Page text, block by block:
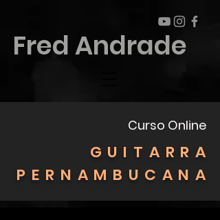
Fred Andrade
Curso Online
GUITARRA
PERNAMBUCANA